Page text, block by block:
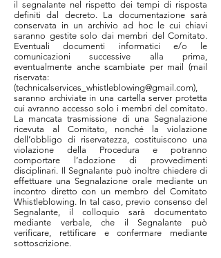
il segnalante nel rispetto dei tempi di risposta
definiti dal decreto. La documentazione sarà
conservata in un archivio ad hoc le cui chiavi
saranno gestite solo dai membri del Comitato.
Eventuali documenti informatici e/o le
comunicazioni successive alla prima,
eventualmente anche scambiate per mail (mail
riservata:
(technicalservices_whistleblowing@gmail.com),
saranno archiviate in una cartella server protetta
cui avranno accesso solo i membri del comitato.
La mancata trasmissione di una Segnalazione
ricevuta al Comitato, nonché la violazione
dell’obbligo di riservatezza, costituiscono una
violazione della Procedura e potranno
comportare l’adozione di provvedimenti
disciplinari. Il Segnalante può inoltre chiedere di
effettuare una Segnalazione orale mediante un
incontro diretto con un membro del Comitato
Whistleblowing. In tal caso, previo consenso del
Segnalante, il colloquio sarà documentato
mediante verbale, che il Segnalante può
verificare, rettificare e confermare mediante
sottoscrizione.